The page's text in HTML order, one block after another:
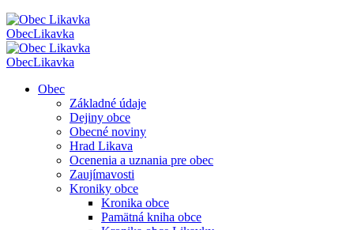
ObecLikavka
ObecLikavka
Obec
Základné údaje
Dejiny obce
Obecné noviny
Hrad Likava
Ocenenia a uznania pre obec
Zaujímavosti
Kroniky obce
Kronika obce
Pamätná kniha obce